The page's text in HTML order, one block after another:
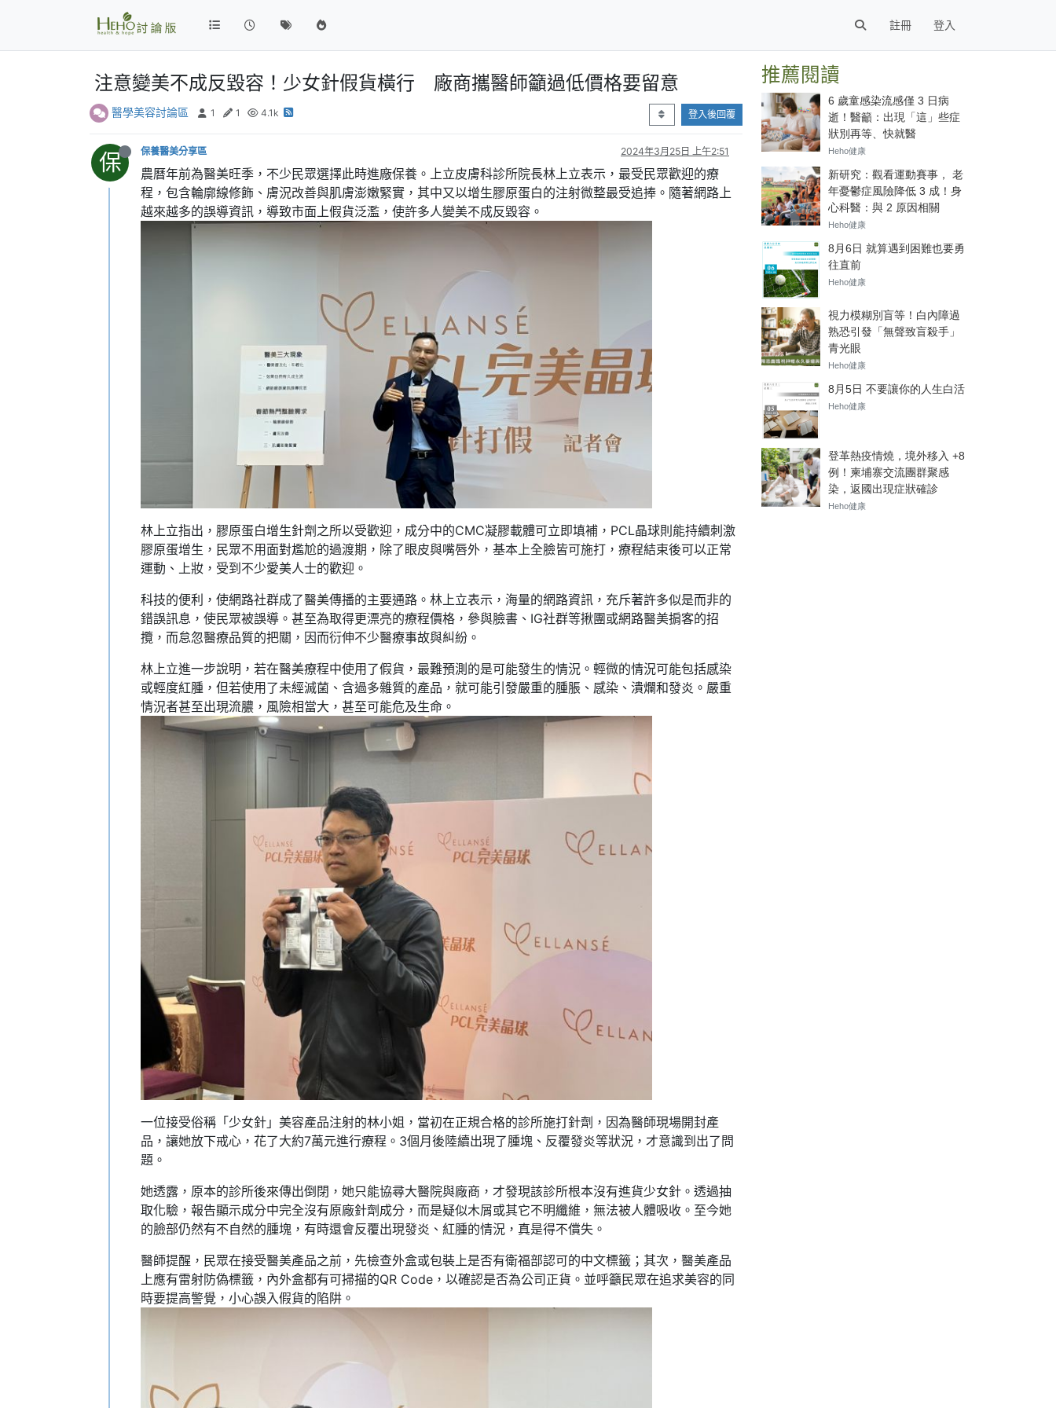
註冊 登入
注意變美不成反毀容！少女針假貨橫行 廠商攜醫師籲過低價格要留意
醫學美容討論區 1 1 4.1k 登入後回覆
保 保養醫美分享區 2024年3月25日 上午2:51
農曆年前為醫美旺季，不少民眾選擇此時進廠保養。上立皮膚科診所院長林上立表示，最受民眾歡迎的療
程，包含輪廓線修飾、膚況改善與肌膚澎嫩緊實，其中又以增生膠原蛋白的注射微整最受追捧。隨著網路上
越來越多的誤導資訊，導致市面上假貨泛濫，使許多人變美不成反毀容。
林上立指出，膠原蛋白增生針劑之所以受歡迎，成分中的CMC凝膠載體可立即填補，PCL晶球則能持續刺激
膠原蛋增生，民眾不用面對尷尬的過渡期，除了眼皮與嘴唇外，基本上全臉皆可施打，療程結束後可以正常
運動、上妝，受到不少愛美人士的歡迎。
科技的便利，使網路社群成了醫美傳播的主要通路。林上立表示，海量的網路資訊，充斥著許多似是而非的
錯誤訊息，使民眾被誤導。甚至為取得更漂亮的療程價格，參與臉書、IG社群等揪團或網路醫美掮客的招
攬，而怠忽醫療品質的把關，因而衍伸不少醫療事故與糾紛。
林上立進一步說明，若在醫美療程中使用了假貨，最難預測的是可能發生的情況。輕微的情況可能包括感染
或輕度紅腫，但若使用了未經滅菌、含過多雜質的產品，就可能引發嚴重的腫脹、感染、潰爛和發炎。嚴重
情況者甚至出現流膿，風險相當大，甚至可能危及生命。
一位接受俗稱「少女針」美容產品注射的林小姐，當初在正規合格的診所施打針劑，因為醫師現場開封產
品，讓她放下戒心，花了大約7萬元進行療程。3個月後陸續出現了腫塊、反覆發炎等狀況，才意識到出了問
題。
她透露，原本的診所後來傳出倒閉，她只能協尋大醫院與廠商，才發現該診所根本沒有進貨少女針。透過抽
取化驗，報告顯示成分中完全沒有原廠針劑成分，而是疑似木屑或其它不明纖維，無法被人體吸收。至今她
的臉部仍然有不自然的腫塊，有時還會反覆出現發炎、紅腫的情況，真是得不償失。
醫師提醒，民眾在接受醫美產品之前，先檢查外盒或包裝上是否有衛福部認可的中文標籤；其次，醫美產品
上應有雷射防偽標籤，內外盒都有可掃描的QR Code，以確認是否為公司正貨。並呼籲民眾在追求美容的同
時要提高警覺，小心誤入假貨的陷阱。
推薦閱讀